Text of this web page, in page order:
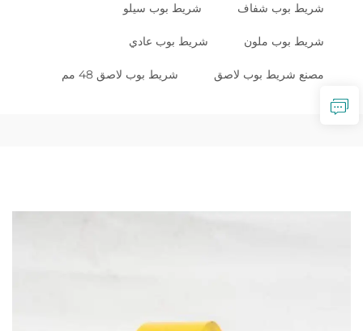
شريط بوب شفاف شريط بوب سيلو
شريط بوب ملون شريط بوب عادي
مصنع شريط بوب لاصق شريط بوب لاصق 48 مم